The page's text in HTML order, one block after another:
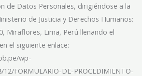
de Datos Personales, dirigiéndose a la
de Justicia y Derechos Humanos:
Miraflores, Lima, Perú llenando el
el siguiente enlace:
wp-
FORMULARIO-DE-PROCEDIMIENTO-